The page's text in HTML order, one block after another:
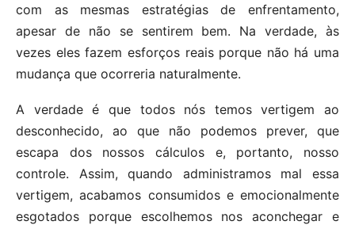
com as mesmas estratégias de enfrentamento,
apesar de não se sentirem bem. Na verdade, às
vezes eles fazem esforços reais porque não há uma
mudança que ocorreria naturalmente.
A verdade é que todos nós temos vertigem ao
desconhecido, ao que não podemos prever, que
escapa dos nossos cálculos e, portanto, nosso
controle. Assim, quando administramos mal essa
vertigem, acabamos consumidos e emocionalmente
esgotados porque escolhemos nos aconchegar e